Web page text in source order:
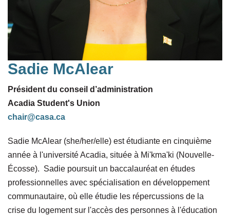
Sadie McAlear
Président du conseil d’administration
Acadia Student's Union
chair@casa.ca
Sadie McAlear (she/her/elle) est étudiante en cinquième
année à l'université Acadia, située à Mi'kma'ki (Nouvelle-
Écosse). Sadie poursuit un baccalauréat en études
professionnelles avec spécialisation en développement
communautaire, où elle étudie les répercussions de la
crise du logement sur l'accès des personnes à l'éducation